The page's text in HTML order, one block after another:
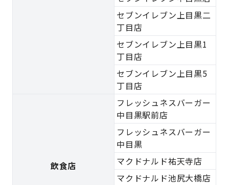
セブンイレブン上目黒二
丁目店
セブンイレブン上目黒1
丁目店
セブンイレブン上目黒5
丁目店
飲食店
フレッシュネスバーガー
中目黒駅前店
フレッシュネスバーガー
中目黒
マクドナルド祐天寺店
マクドナルド池尻大橋店